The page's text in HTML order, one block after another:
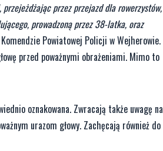
przez przejazd dla rowerzystów,
prowadzoną przez 38-latka, oraz
Powiatowej Policji w Wejherowie.
przed poważnymi obrażeniami. Mimo to
oznakowana. Zwracają także uwagę na
urazom głowy. Zachęcają również do